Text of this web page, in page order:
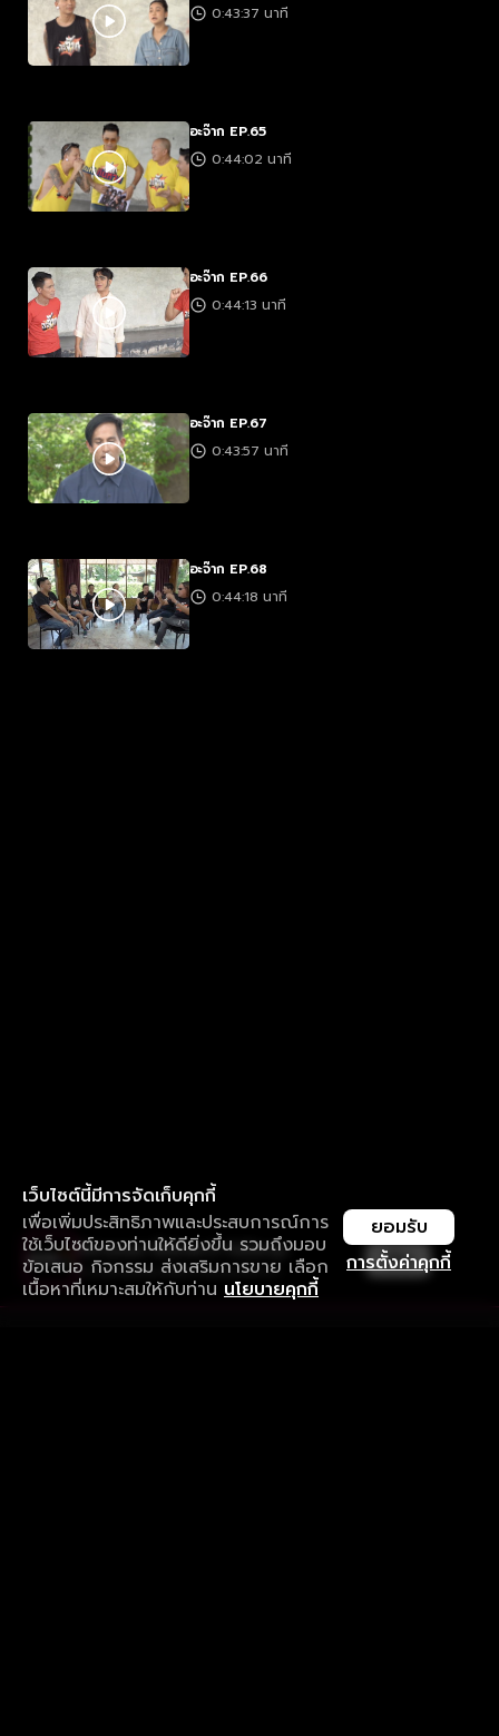
0:43:37 นาที
อะจ๊าก EP.65
0:44:02 นาที
อะจ๊าก EP.66
0:44:13 นาที
อะจ๊าก EP.67
0:43:57 นาที
อะจ๊าก EP.68
0:44:18 นาที
เว็บไซต์นี้มีการจัดเก็บคุกกี้
เพื่อเพิ่มประสิทธิภาพและประสบการณ์การ
ใช้เว็บไซต์ของท่านให้ดียิ่งขึ้น รวมถึงมอบ
ข้อเสนอ กิจกรรม ส่งเสริมการขาย เลือก
เนื้อหาที่เหมาะสมให้กับท่าน นโยบายคุกกี้
การตั้งค่าคุกกี้
ยอมรับ
ใช้งานแอป ลื่นไหลกว่า ไม่มีสะดุด
ดาวน์โหลดแอปเพื่อการรับชมที่ดีกว่า เปิด